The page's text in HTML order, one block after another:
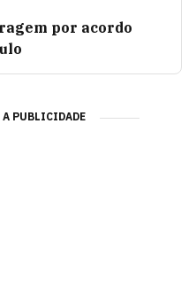
por acordo
PUBLICIDADE